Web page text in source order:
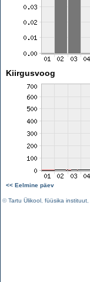
Kiirgusvoog
<< Eelmine päev
©Tartu Ülikool füüsika instituut